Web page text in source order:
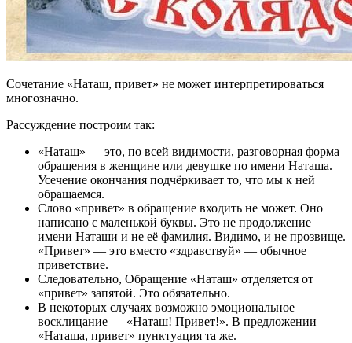
Сочетание «Наташ, привет» не может интерпретироваться
многозначно.
Рассуждение построим так:
«Наташ» — это, по всей видимости, разговорная форма
обращения в женщине или девушке по имени Наташа.
Усечение окончания подчёркивает то, что мы к ней
обращаемся.
Слово «привет» в обращение входить не может. Оно
написано с маленькой буквы. Это не продолжение
имени Наташи и не её фамилия. Видимо, и не прозвище.
«Привет» — это вместо «здравствуй» — обычное
приветствие.
Следовательно, Обращение «Наташ» отделяется от
«привет» запятой. Это обязательно.
В некоторых случаях возможно эмоциональное
восклицание — «Наташ! Привет!». В предложении
«Наташа, привет» пунктуация та же.